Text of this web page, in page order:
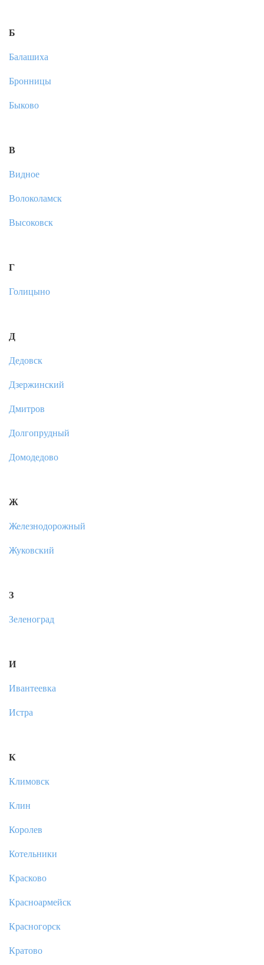
Б
Балашиха
Бронницы
Быково
В
Видное
Волоколамск
Высоковск
Г
Голицыно
Д
Дедовск
Дзержинский
Дмитров
Долгопрудный
Домодедово
Ж
Железнодорожный
Жуковский
З
Зеленоград
И
Ивантеевка
Истра
К
Климовск
Клин
Королев
Котельники
Красково
Красноармейск
Красногорск
Кратово